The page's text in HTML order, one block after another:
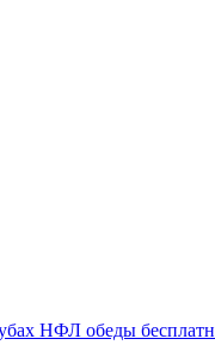
НФЛ обеды